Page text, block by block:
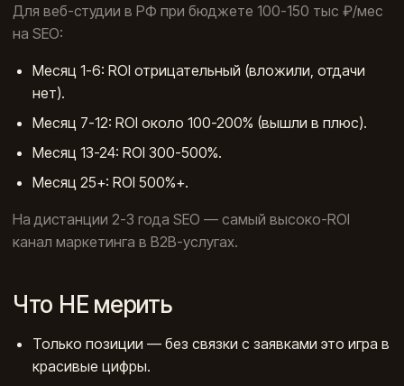
Для веб-студии в РФ при бюджете 100-150 тыс ₽/мес
на SEO:
Месяц 1-6: ROI отрицательный (вложили, отдачи
нет).
Месяц 7-12: ROI около 100-200% (вышли в плюс).
Месяц 13-24: ROI 300-500%.
Месяц 25+: ROI 500%+.
На дистанции 2-3 года SEO — самый высоко-ROI
канал маркетинга в B2B-услугах.
Что НЕ мерить
Только позиции — без связки с заявками это игра в
красивые цифры.